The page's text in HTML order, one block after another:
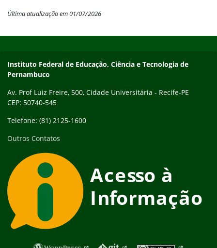
Última atualização em 01/07/2026
Instituto Federal de Educação, Ciência e Tecnologia de
Pernambuco
Av. Prof Luiz Freire, 500, Cidade Universitária - Recife-PE
CEP: 50740-545
Telefone: (81) 2125-1600
Outros Contatos